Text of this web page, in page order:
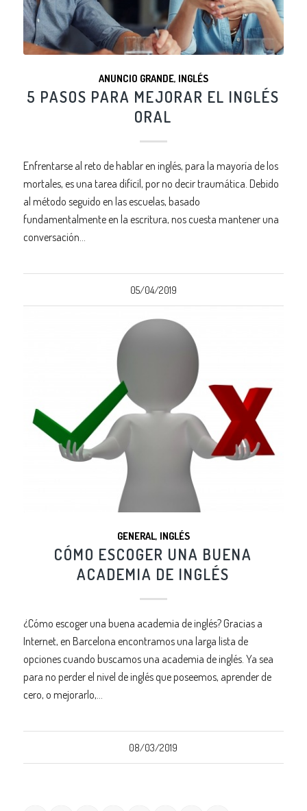
ANUNCIO GRANDE, INGLÉS
5 PASOS PARA MEJORAR EL INGLÉS
ORAL
Enfrentarse al reto de hablar en inglés, para la mayoría de los
mortales, es una tarea difícil, por no decir traumática. Debido
al método seguido en las escuelas, basado
fundamentalmente en la escritura, nos cuesta mantener una
conversación…
05/04/2019
GENERAL, INGLÉS
CÓMO ESCOGER UNA BUENA
ACADEMIA DE INGLÉS
¿Cómo escoger una buena academia de inglés? Gracias a
Internet, en Barcelona encontramos una larga lista de
opciones cuando buscamos una academia de inglés. Ya sea
para no perder el nivel de inglés que poseemos, aprender de
cero, o mejorarlo,…
08/03/2019